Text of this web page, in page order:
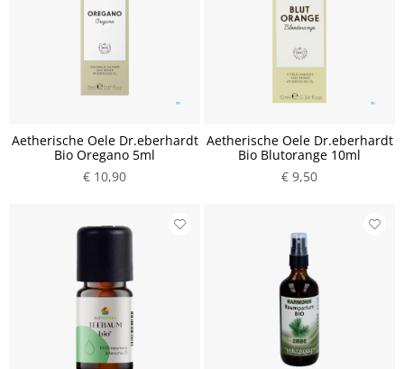
Aetherische Oele Dr.eberhardt
Bio Oregano 5ml
€ 10,90
Aetherische Oele Dr.eberhardt
Bio Blutorange 10ml
€ 9,50